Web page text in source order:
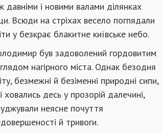
і новими валами ділянках
Всюди на стріхах весело погпядали
у безкрає блакитне київське небо.
був задоволений гордовитим
на­гірного міста. Однак безодня
безмежні й безіменні природні сипи,
ховались десь у прозорій далечині,
неясне почуття
й тривоги.